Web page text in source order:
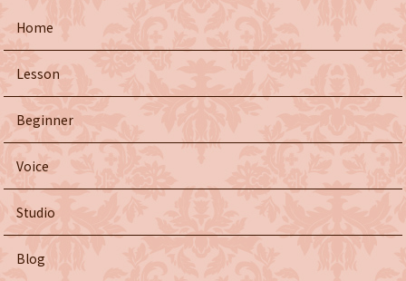
Home
Lesson
Beginner
Voice
Studio
Blog